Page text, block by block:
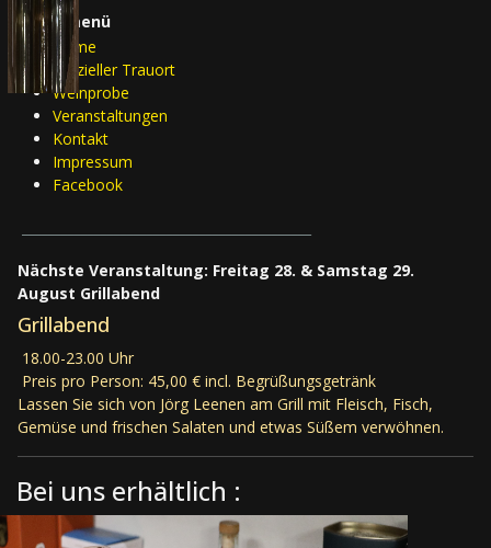
Hauptmenü
Home
offizieller Trauort
Weinprobe
Veranstaltungen
Kontakt
Impressum
Facebook
Nächste Veranstaltung: Freitag 28. & Samstag 29.
August Grillabend
Grillabend
18.00-23.00 Uhr
Preis pro Person: 45,00 € incl. Begrüßungsgetränk
Lassen Sie sich von Jörg Leenen am Grill mit Fleisch, Fisch,
Gemüse und frischen Salaten und etwas Süßem verwöhnen.
Bei uns erhältlich :